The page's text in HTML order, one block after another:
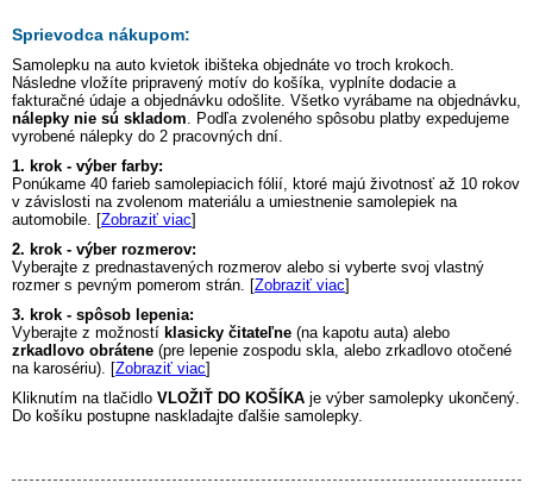
Sprievodca nákupom:
Samolepku na auto kvietok ibištekaobjednáte vo troch krokoch.
Následne vložíte pripravený motív do košíka, vyplníte dodacie a
fakturačné údaje a objednávku odošlite. Všetko vyrábame na objednávku,
nálepky nie sú skladom. Podľa zvoleného spôsobu platby expedujeme
vyrobené nálepky do 2 pracovných dní.
1. krok - výber farby:
Ponúkame 40 farieb samolepiacich fólií, ktoré majú životnosť až 10 rokov
v závislosti na zvolenom materiálu a umiestnenie samolepiek na
automobile. [Zobraziť viac]
2. krok - výber rozmerov:
Vyberajte z prednastavených rozmerov alebo si vyberte svoj vlastný
rozmer s pevným pomerom strán. [Zobraziť viac]
3. krok - spôsob lepenia:
Vyberajte z možností klasicky čitateľne (na kapotu auta) alebo
zrkadlovo obrátene (pre lepenie zospodu skla, alebo zrkadlovo otočené
na karosériu). [Zobraziť viac]
Kliknutím na tlačidlo VLOŽIŤ DO KOŠÍKA je výber samolepky ukončený.
Do košíku postupne naskladajte ďalšie samolepky.